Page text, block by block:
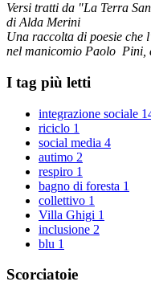
Versi tratti da "La Terra
di Alda Merini
Una raccolta di poesie che
nel manicomio Paolo Pini,
I tag più letti
integrazione sociale
riciclo 1
social media 4
autimo 2
respiro 1
bagno di foresta 1
collettivo 1
Villa Ghigi 1
inclusione 2
blu 1
Scorciatoie